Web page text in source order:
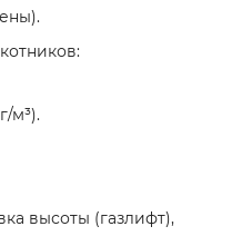
м³).
высоты (газлифт),